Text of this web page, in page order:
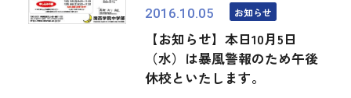
2016.10.05 お知らせ
【お知らせ】本日10月5日
（水）は暴風警報のため午後
休校といたします。